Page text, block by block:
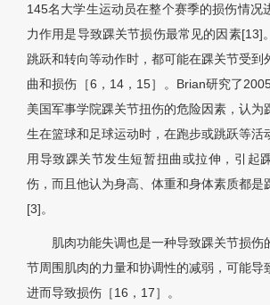
145名大学生运动员在整个赛季的损伤情况
力作用是导致踝关节损伤最常见的因素[13]
跳跃和转向等动作时，都可能在踝关节受到
曲和损伤［6，14，15］。Brian研究了
美国军事学院踝关节扭伤的危险因素，认为
生在篮球和足球运动时，在跑步或跳跃等活
用导致踝关节发生短暂扭曲或拉伸，引起
伤，而且他认为身高、体重和身体素质都是
[3]。
肌肉功能失调也是一种导致踝关节损伤
节周围肌肉的力量和协调性的减弱，可能导
进而导致损伤［16，17］。